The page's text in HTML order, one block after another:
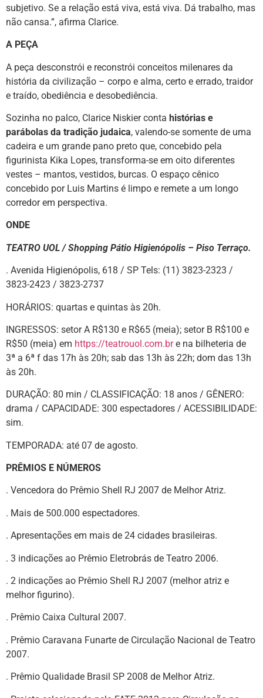
subjetivo. Se a relação está viva, está viva. Dá trabalho, mas
não cansa.”, afirma Clarice.
A PEÇA
A peça desconstrói e reconstrói conceitos milenares da
história da civilização – corpo e alma, certo e errado, traidor
e traído, obediência e desobediência.
Sozinha no palco, Clarice Niskier conta histórias e
parábolas da tradição judaica, valendo-se somente de uma
cadeira e um grande pano preto que, concebido pela
figurinista Kika Lopes, transforma-se em oito diferentes
vestes – mantos, vestidos, burcas. O espaço cênico
concebido por Luis Martins é limpo e remete a um longo
corredor em perspectiva.
ONDE
TEATRO UOL / Shopping Pátio Higienópolis – Piso Terraço.
. Avenida Higienópolis, 618 / SP Tels: (11) 3823-2323 /
3823-2423 / 3823-2737
HORÁRIOS: quartas e quintas às 20h.
INGRESSOS: setor A R$130 e R$65 (meia); setor B R$100 e
R$50 (meia) em https://teatrouol.com.bre na bilheteria de
3ª a 6ª f das 17h às 20h; sab das 13h às 22h; dom das 13h
às 20h.
DURAÇÃO: 80 min / CLASSIFICAÇÃO: 18 anos / GÊNERO:
drama / CAPACIDADE: 300 espectadores / ACESSIBILIDADE:
sim.
TEMPORADA: até 07 de agosto.
PRÊMIOS E NÚMEROS
. Vencedora do Prêmio Shell RJ 2007 de Melhor Atriz.
. Mais de 500.000 espectadores.
. Apresentações em mais de 24 cidades brasileiras.
. 3 indicações ao Prêmio Eletrobrás de Teatro 2006.
. 2 indicações ao Prêmio Shell RJ 2007 (melhor atriz e
melhor figurino).
. Prêmio Caixa Cultural 2007.
. Prêmio Caravana Funarte de Circulação Nacional de Teatro
2007.
. Prêmio Qualidade Brasil SP 2008 de Melhor Atriz.